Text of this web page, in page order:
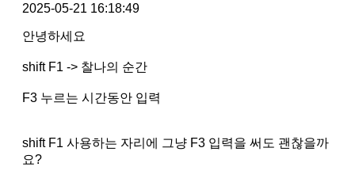
2025-05-21 16:18:49
안녕하세요
shift F1 -> 찰나의 순간
F3 누르는 시간동안 입력
shift F1 사용하는 자리에 그냥 F3 입력을 써도 괜찮을까
요?